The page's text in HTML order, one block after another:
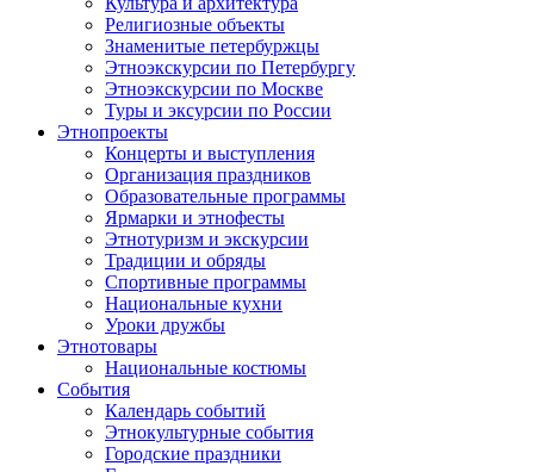
Религиозные объекты
Знаменитые петербуржцы
Этноэкскурсии по Петербургу
Этноэкскурсии по Москве
Туры и эксурсии по России
Этнопроекты
Концерты и выступления
Организация праздников
Образовательные программы
Ярмарки и этнофесты
Этнотуризм и экскурсии
Традиции и обряды
Спортивные программы
Национальные кухни
Уроки дружбы
Этнотовары
Национальные костюмы
События
Календарь событий
Этнокультурные события
Городские праздники